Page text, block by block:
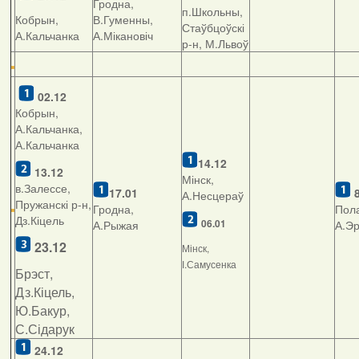
Кобрын,
А.Кальчанка
Гродна,
В.Гуменны,
А.Мікановіч
п.Школьны,
Стаўбцоўскі
р-н, М.Львоў
02.12
Кобрын,
А.Кальчанка,
А.Кальчанка
13.12
в.Залессе,
Пружанскі р-н,
Дз.Кіцель
23.12
Брэст,
Дз.Кіцель,
Ю.Бакур,
С.Сідарук
17.01
Гродна,
А.Рыжая
14.12
Мінск,
А.Несцераў
06.01
Мінск,
І.Самусенка
24.12